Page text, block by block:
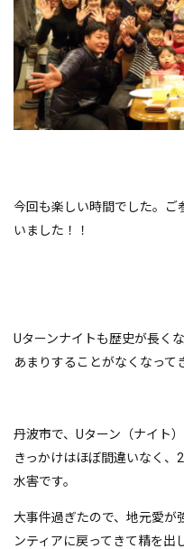
今回も楽しい時間でした。ご
いました！！
Uターンナイトも歴史が長く
あまりすることがなくなって
丹波市で、Uターン（ナイト
きっかけはほぼ間違いなく、
水害です。
大事件過ぎたので、地元愛が
ンティアに戻ってきて精を出